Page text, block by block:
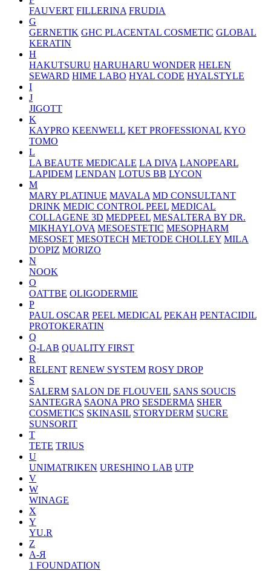
FAUVERT FILLERINA FRUDIA
G
GERNETIK GHC PLACENTAL COSMETIC GLOBAL
KERATIN
H
HAKUTSURU HARUHARU WONDER HELEN
SEWARD HIME LABO HYAL CODE HYALSTYLE
I
J
JIGOTT
K
KAYPRO KEENWELL KET PROFESSIONAL KYO
TOMO
L
LA BEAUTE MEDICALE LA DIVA LANOPEARL
LAPIDEM LENDAN LOTUS BB LYCON
M
MARY PLATINUE MAVALA MD CONSULTANT
DRINK MEDIC CONTROL PEEL MEDICAL
COLLAGENE 3D MEDPEEL MESALTERA BY DR.
MIKHAYLOVA MESOESTETIC MESOPHARM
MESOSET MESOTECH METODE CHOLLEY MILA
D'OPIZ MORIZO
N
NOOK
O
OATTBE OLIGODERMIE
P
PAUL OSCAR PEEL MEDICAL PEKAH PENTACIDIL
PROTOKERATIN
Q
Q-LAB QUALITY FIRST
R
RELENT RENEW SYSTEM ROSY DROP
S
SALERM SALON DE FLOUVEIL SANS SOUCIS
SANTEGRA SAONA PRO SESDERMA SHER
COSMETICS SKINASIL STORYDERM SUCRE
SUNSORIT
T
TETE TRIUS
U
UNIMATRIKEN URESHINO LAB UTP
V
W
WINAGE
X
Y
YU.R
Z
А-Я
1 FOUNDATION